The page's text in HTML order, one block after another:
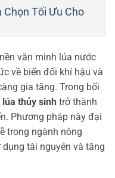
Chọn Tối Ưu Cho
văn minh lúa nước
về biến đổi khí hậu và
gia tăng. Trong bối
thủy sinh trở thành
Phương pháp này đại
trong ngành nông
tài nguyên và tăng